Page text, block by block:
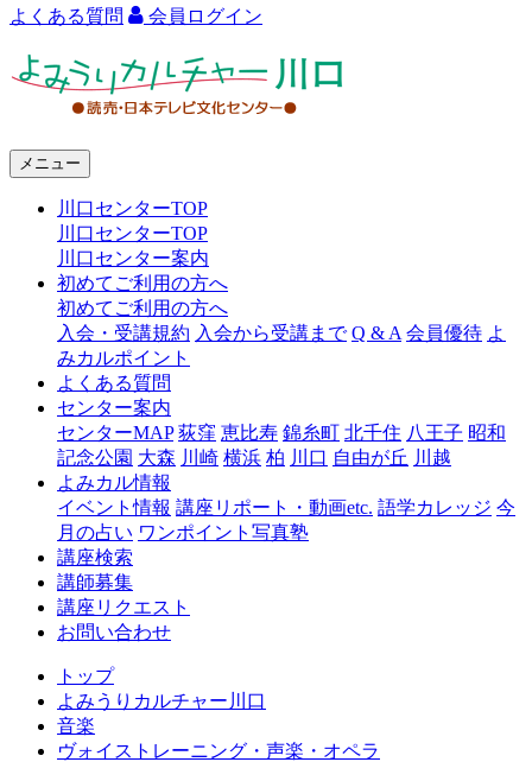
よくある質問 会員ログイン
ャ
口
メニュー
川口センターTOP
川口センターTOP
川口センター案内
初めてご利用の方へ
初めてご利用の方へ
入会・受講規約 入会から受講まで Q & A 会員優待 よ
みカルポイント
よくある質問
センター案内
センターMAP 荻窪 恵比寿 錦糸町 北千住 八王子 昭和
記念公園 大森 川崎 横浜 柏 川口 自由が丘 川越
よみカル情報
イベント情報 講座リポート・動画etc. 語学カレッジ 今
月の占い ワンポイント写真塾
講座検索
講師募集
講座リクエスト
お問い合わせ
トップ
よみうりカルチャー川口
音楽
ヴォイストレーニング・声楽・オペラ